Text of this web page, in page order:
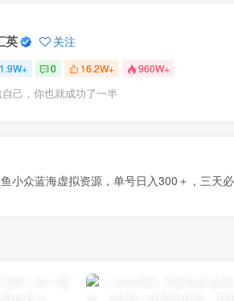
英 关注
1.9W+ 0 16.2W+ 960W+
己，你也就成功了一半
小众蓝海虚拟资源，单号日入300＋，三天必